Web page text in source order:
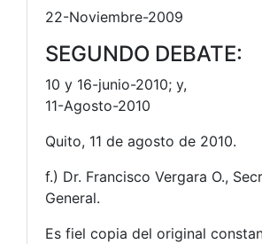
22-Noviembre-2009
SEGUNDO DEBATE:
10 y 16-junio-2010; y,
11-Agosto-2010
Quito, 11 de agosto de 2010.
f.) Dr. Francisco Vergara O.,
General.
Es fiel copia del original